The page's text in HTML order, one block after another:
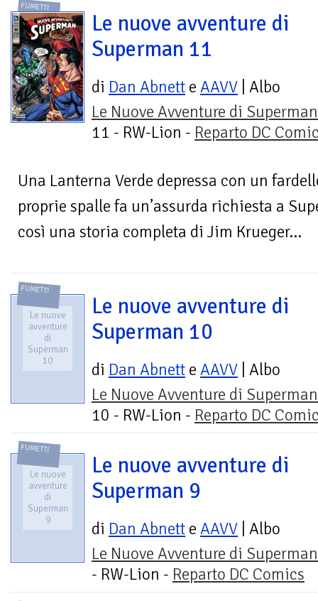
FUMETTI
Le nuove avventure di
Superman 11
di Dan Abnett e AAVV | Albo
Le Nuove Avventure di Superman
11 - RW-Lion - Reparto DC
Una Lanterna Verde depressa con un
proprie spalle fa un’assurda richiesta a
così una storia completa di Jim Krueger...
FUMETTI
Le nuove
avventure
di
Superman
10
Le nuove avventure di
Superman 10
di Dan Abnett e AAVV | Albo
Le Nuove Avventure di Superman
10 - RW-Lion - Reparto DC
FUMETTI
Le nuove
avventure
di
Superman
9
Le nuove avventure di
Superman 9
di Dan Abnett e AAVV | Albo
Le Nuove Avventure di Superman
- RW-Lion - Reparto DC Comics